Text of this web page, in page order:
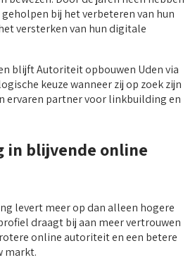
bij het verbeteren van hun
versterken van hun digitale
blijft Autoriteit opbouwen Uden via
keuze wanneer zij op zoek zijn
ervaren partner voor linkbuilding en
in blijvende online
levert meer op dan alleen hogere
draagt bij aan meer vertrouwen
online autoriteit en een betere
markt.